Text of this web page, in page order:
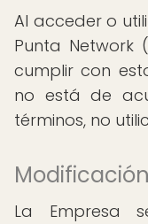
Al acceder o
Punta Network
cumplir con
no está de
términos, no
La Empresa